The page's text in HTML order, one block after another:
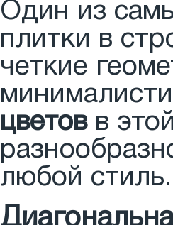
Один из
плитки в
четкие
цветовв
любой стиль.